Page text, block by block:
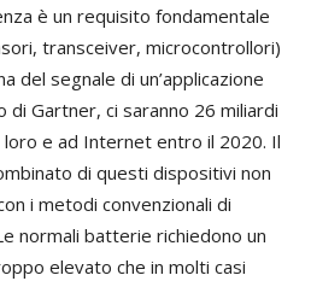
è un requisito fondamentale
transceiver, microcontrollori)
del segnale di un’applicazione
di Gartner, ci saranno 26 miliardi
e ad Internet entro il 2020. Il
di questi dispositivi non
i metodi convenzionali di
normali batterie richiedono un
elevato che in molti casi